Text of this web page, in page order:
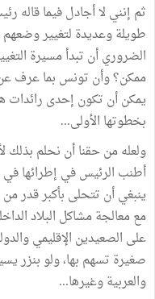
ثم إنني لا أجادل فيما
طويلة وعديدة لتغيير وضعهم
الضروري أن تبدأ مسيرة
ممكن؟ وأن تونس بما عرف
يمكن أن تكون إحدى رائدات
بخطوتها الأولى...
ولعله من حقنا أن نحلم بذلك
أطنب الرئيس في إطرائها
ينبغي أن تتحلى بأكبر قدر
مع معالجة مشاكل البلاد
على الصعيدين الإقليمي
صغيرة تسهم بها، ولو بنزر
والعربية وغيرها...